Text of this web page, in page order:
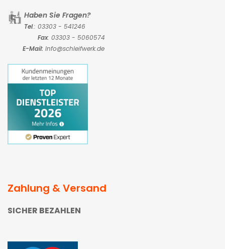
Haben Sie Fragen?
Tel.: 03303 - 541246
Fax: 03303 - 5060574
E-Mail: Info@schleifwerk.de
Zahlung & Versand
SICHER BEZAHLEN